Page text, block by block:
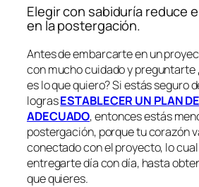
Elegir con sabiduría reduce
en la postergación.
Antes de embarcarte en un
con mucho cuidado y
es lo que quiero? Si estás seguro
lograsESTABLECER UN PLAN
ADECUADO, entonces estás
postergación, porque tu corazón
conectado con el proyecto, lo
entregarte día con día, hasta
que quieres.